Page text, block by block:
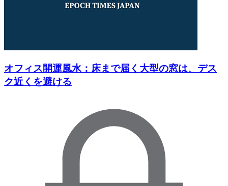
オフィス開運風水：床まで届く大型の窓は、デス
ク近くを避ける